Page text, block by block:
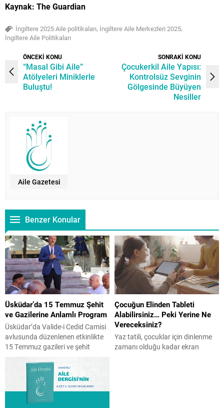
Kaynak: The Guardian
İngiltere 2025 Aile politikaları, İngiltere Aile Merkezleri 2025,
İngiltere Aile Politikaları
ÖNCEKİ KONU
“Masal Gibi Aile”
Atölyeleri Miniklerle
Buluştu!
SONRAKİ KONU
Çocukerkil Aile Yapısı:
Kontrolsüz Sevginin
Gölgesinde Büyüyen
Nesiller
Aile Gazetesi
Benzer Konular
Üsküdar’da 15 Temmuz Şehit
ve Gazilerine Anlamlı Program
Üsküdar’da Valide-i Cedid Camisi
avlusunda düzenlenen etkinlikte
15 Temmuz gazileri ve şehit
öncülüğünde gerçekleşen ve
İstanbul Aile Vakfı Başkanı Üner
Karabıyık’ın da katılım gösterdiği
programda Kur’an-ı Kerim tilaveti,
Çocuğun Elinden Tableti
Alabilirsiniz… Peki Yerine Ne
Vereceksiniz?
Yaz tatili, çocuklar için dinlenme
zamanı olduğu kadar ekran